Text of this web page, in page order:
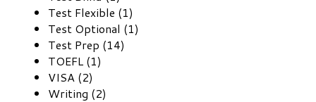
Test Flexible (1)
Test Optional (1)
Test Prep (14)
TOEFL (1)
VISA (2)
Writing (2)